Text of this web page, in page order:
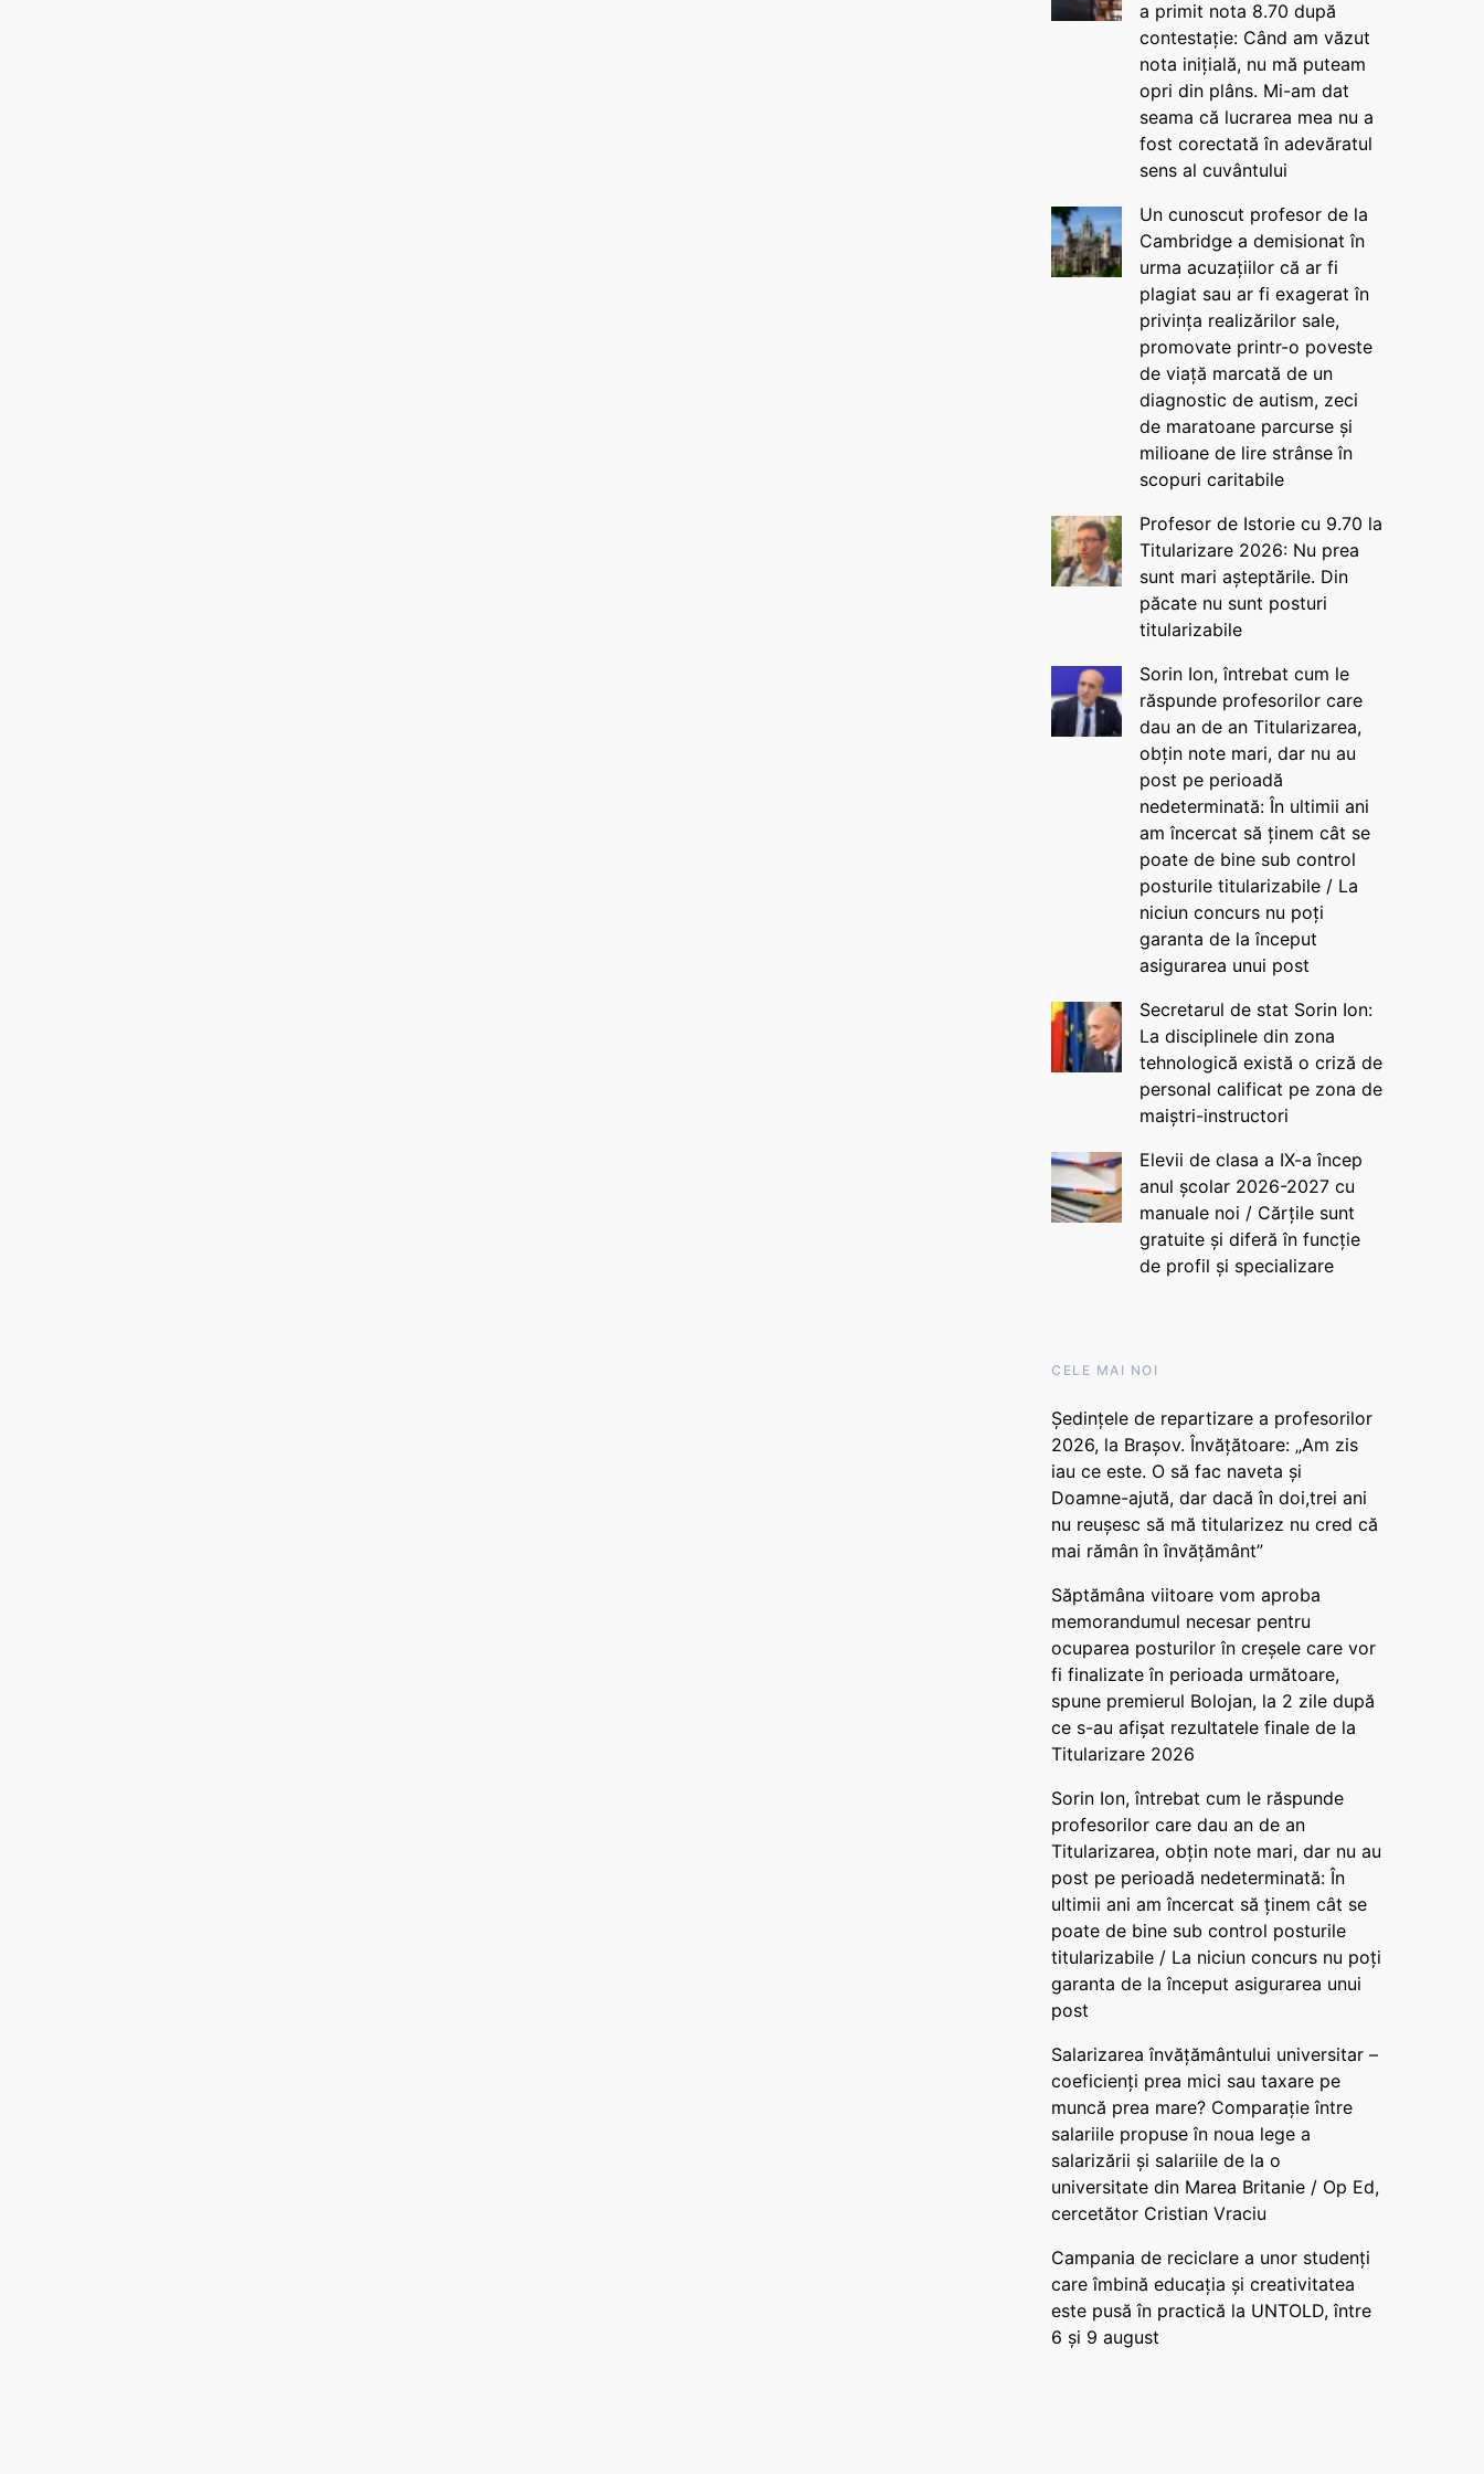
a primit nota 8.70 după
contestație: Când am văzut
nota inițială, nu mă puteam
opri din plâns. Mi-am dat
seama că lucrarea mea nu a
fost corectată în adevăratul
sens al cuvântului
Un cunoscut profesor de la
Cambridge a demisionat în
urma acuzațiilor că ar fi
plagiat sau ar fi exagerat în
privința realizărilor sale,
promovate printr-o poveste
de viață marcată de un
diagnostic de autism, zeci
de maratoane parcurse și
milioane de lire strânse în
scopuri caritabile
Profesor de Istorie cu 9.70 la
Titularizare 2026: Nu prea
sunt mari așteptările. Din
păcate nu sunt posturi
titularizabile
Sorin Ion, întrebat cum le
răspunde profesorilor care
dau an de an Titularizarea,
obțin note mari, dar nu au
post pe perioadă
nedeterminată: În ultimii ani
am încercat să ținem cât se
poate de bine sub control
posturile titularizabile / La
niciun concurs nu poți
garanta de la început
asigurarea unui post
Secretarul de stat Sorin Ion:
La disciplinele din zona
tehnologică există o criză de
personal calificat pe zona de
maiștri-instructori
Elevii de clasa a IX-a încep
anul școlar 2026-2027 cu
manuale noi / Cărțile sunt
gratuite și diferă în funcție
de profil și specializare
CELE MAI NOI
Ședințele de repartizare a profesorilor
2026, la Brașov. Învățătoare: „Am zis
iau ce este. O să fac naveta și
Doamne-ajută, dar dacă în doi,trei ani
nu reușesc să mă titularizez nu cred că
mai rămân în învățământ”
Săptămâna viitoare vom aproba
memorandumul necesar pentru
ocuparea posturilor în creșele care vor
fi finalizate în perioada următoare,
spune premierul Bolojan, la 2 zile după
ce s-au afișat rezultatele finale de la
Titularizare 2026
Sorin Ion, întrebat cum le răspunde
profesorilor care dau an de an
Titularizarea, obțin note mari, dar nu au
post pe perioadă nedeterminată: În
ultimii ani am încercat să ținem cât se
poate de bine sub control posturile
titularizabile / La niciun concurs nu poți
garanta de la început asigurarea unui
post
Salarizarea învățământului universitar –
coeficienți prea mici sau taxare pe
muncă prea mare? Comparație între
salariile propuse în noua lege a
salarizării și salariile de la o
universitate din Marea Britanie / Op Ed,
cercetător Cristian Vraciu
Campania de reciclare a unor studenți
care îmbină educația și creativitatea
este pusă în practică la UNTOLD, între
6 și 9 august